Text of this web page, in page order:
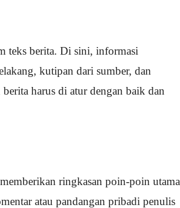
teks berita. Di sini, informasi
kutipan dari sumber, dan
harus di atur dengan baik dan
ringkasan poin-poin utama
atau pandangan pribadi penulis